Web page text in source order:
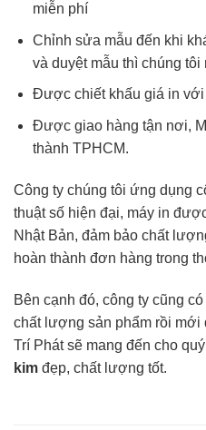
miễn phí
Chỉnh sửa mẫu đến khi
và duyệt mẫu thì chúng tôi
Được chiết khấu giá in
Được giao hàng tận nơi,
thành TPHCM.
Công ty chúng tôi ứng dụng
thuật số hiện đại, máy in
Nhật Bản, đảm bảo chất
hoàn thành đơn hàng trong
Bên cạnh đó, công ty cũng
chất lượng sản phẩm rồi mới
Trí Phát sẽ mang đến cho
kim đẹp, chất lượng tốt.